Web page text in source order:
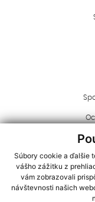
Súbory cookie a ďalšie
vášho zážitku z
vám zobrazovali
návštevnosti našich